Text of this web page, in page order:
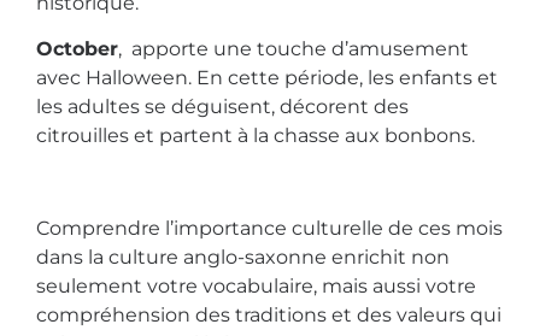
October, apporte une touche d’amusement
avec Halloween. En cette période, les enfants et
les adultes se déguisent, décorent des
citrouilles et partent à la chasse aux bonbons.
Comprendre l’importance culturelle de ces mois
dans la culture anglo-saxonne enrichit non
seulement votre vocabulaire, mais aussi votre
compréhension des traditions et des valeurs qui